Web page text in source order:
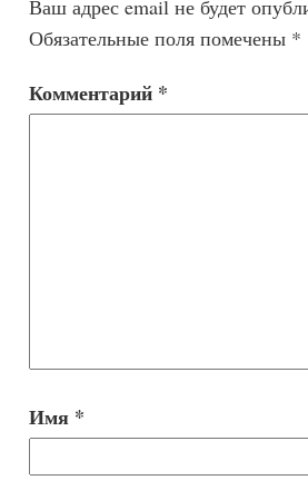
Ваш адрес email не будет
Обязательные поля помечены *
Комментарий *
Имя *